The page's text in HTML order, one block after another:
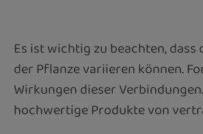
Es ist wichtig zu beachten,
der Pflanze variieren können.
Wirkungen dieser
hochwertige Produkte von